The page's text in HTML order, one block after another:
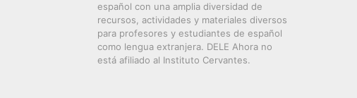
español con una amplia diversidad de
recursos, actividades y materiales diversos
para profesores y estudiantes de español
como lengua extranjera. DELE Ahora no
está afiliado al Instituto Cervantes.